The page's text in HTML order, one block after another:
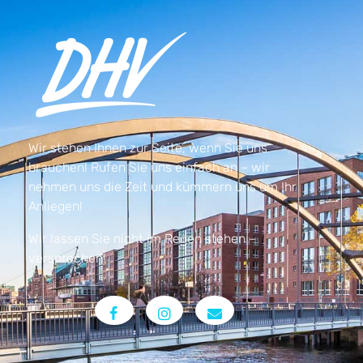
Wir stehen Ihnen zur Seite, wenn Sie uns
brauchen! Rufen Sie uns einfach an – wir
nehmen uns die Zeit und kümmern uns um Ihr
Anliegen!
Wir lassen Sie nicht im Regen stehen –
versprochen!